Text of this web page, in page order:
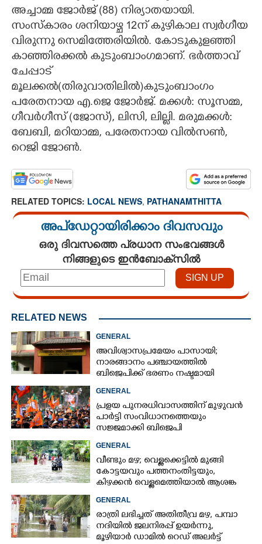
CARTOONS
LITERATURE
ZOOM
CONTACT US
അച്ചാമ്മ ജോർജ് (88) നിര്യാതയായി.
സംസ്‍കാരം ശനിയാഴ്ച 12ന് കുഴികാല സ്വർഗീയ
വിരുന്നു സെമിത്തേരിയിൽ. കോടുകുളഞ്ഞി
കാഞ്ഞിരക്കൽ കുടുംബാംഗമാണ്. ഭർത്താവ്
ചേപ്പാട്
മൂലക്കൽ(തിരുവാതിലിൽ)കുടുംബാംഗം
പരേതനായ എ.ജെ ജോർജ്. മക്കൾ: സൂസമ്മ,
ഗീവർഗീസ് (ജോസ്), ലിസി, ലില്ലി. മരുമക്കൾ:
ബേബി, മറിയാമ്മ, പരേതനായ വിൽ‌സൺ,
റെജി ജോൺ.
RELATED TOPICS: LOCAL NEWS, PATHANAMTHITTA
അപ്ഡേറ്റായിരിക്കാം ദിവസവും
ഒരു ദിവസത്തെ പ്രധാന സംഭവങ്ങൾ
നിങ്ങളുടെ ഇൻബോക്സിൽ
RELATED NEWS
GENERAL
അവിശ്വാസപ്രമേയം പാസായി;
നാരങ്ങാനം പഞ്ചായത്തിൽ
ബിജെപിക്ക് ഭരണം നഷ്ടമായി
GENERAL
പ്രളയ പുനരധിവാസത്തിന് മുഴുവൻ
പാർട്ടി സംവിധാനത്തെയും
സജ്ജമാക്കി ബിജെപി
GENERAL
വീണ്ടും മഴ; വെള്ളക്കെട്ടിൽ മുങ്ങി
കോട്ടയവും പത്തനംതിട്ടയും,
കിഴക്കൻ വെള്ളമെത്തിയാൽ ആശങ്ക
GENERAL
രാത്രി ലഭിച്ചത് അതിതീവ്ര മഴ, പമ്പാ
നദിയിൽ ജലനിരപ്പ് ഉയർന്നു,
മൂഴിയാർ ഡാമിൽ റെഡ് അലർട്ട്